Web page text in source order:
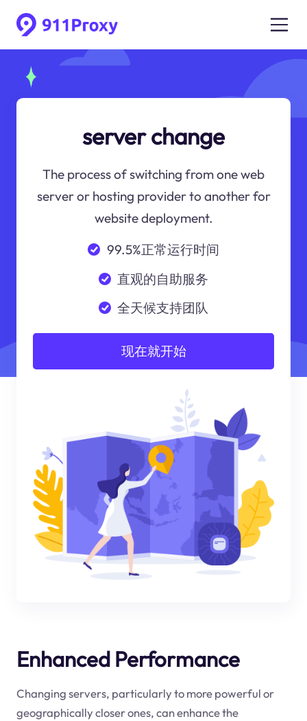
server change
The process of switching from one web
server or hosting provider to another for
website deployment.
99.5%正常运行时间
直观的自助服务
全天候支持团队
现在就开始
Enhanced Performance
Changing servers, particularly to more powerful or
geographically closer ones, can enhance the